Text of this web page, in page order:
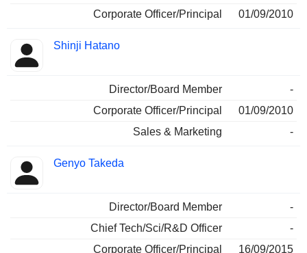
Corporate Officer/Principal
01/09/2010
Shinji Hatano
Director/Board Member
-
Corporate Officer/Principal
01/09/2010
Sales & Marketing
-
Genyo Takeda
Director/Board Member
-
Chief Tech/Sci/R&D Officer
-
Corporate Officer/Principal
16/09/2015